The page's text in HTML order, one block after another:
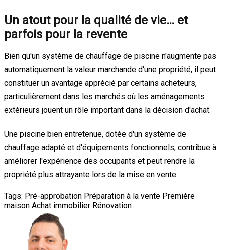
Un atout pour la qualité de vie… et
parfois pour la revente
Bien qu'un système de chauffage de piscine n'augmente pas
automatiquement la valeur marchande d'une propriété, il peut
constituer un avantage apprécié par certains acheteurs,
particulièrement dans les marchés où les aménagements
extérieurs jouent un rôle important dans la décision d'achat.
Une piscine bien entretenue, dotée d'un système de
chauffage adapté et d'équipements fonctionnels, contribue à
améliorer l'expérience des occupants et peut rendre la
propriété plus attrayante lors de la mise en vente.
Tags: Pré-approbation Préparation à la vente Première
maison Achat immobilier Rénovation